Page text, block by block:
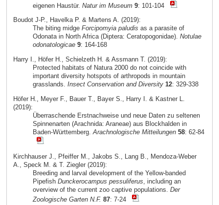
eigenen Haustür. Natur im Museum 9: 101-104
Boudot J-P., Havelka P. & Martens A. (2019):
The biting midge Forcipomyia paludis as a parasite of
Odonata in North Africa (Diptera: Ceratopogonidae). Notulae
odonatologicae 9: 164-168
Harry I., Höfer H., Schielzeth H. & Assmann T. (2019):
Protected habitats of Natura 2000 do not coincide with
important diversity hotspots of arthropods in mountain
grasslands. Insect Conservation and Diversity 12: 329-338
Höfer H., Meyer F., Bauer T., Bayer S., Harry I. & Kastner L.
(2019):
Überraschende Erstnachweise und neue Daten zu seltenen
Spinnenarten (Arachnida: Araneae) aus Blockhalden in
Baden-Württemberg. Arachnologische Mitteilungen 58: 62-84
Kirchhauser J., Pfeiffer M., Jakobs S., Lang B., Mendoza-Weber
A., Speck M. & T. Ziegler (2019):
Breeding and larval development of the Yellow-banded
Pipefish Dunckerocampus pessuliferus , including an
overview of the current zoo captive populations. Der
Zoologische Garten N.F. 87: 7-24